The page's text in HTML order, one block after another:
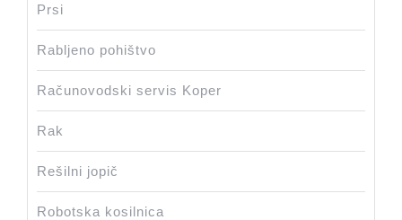
Prsi
Rabljeno pohištvo
Računovodski servis Koper
Rak
Rešilni jopič
Robotska kosilnica